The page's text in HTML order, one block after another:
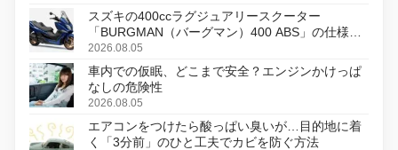
スズキの400ccラグジュアリースクーター
「BURGMAN（バーグマン）400 ABS」の仕様を
変更し、8月18日に発売
2026.08.05
車内での仮眠、どこまで安全？エンジンかけっぱ
なしの危険性
2026.08.05
エアコンをつけたら酸っぱい臭いが…目的地に着
く「3分前」のひと工夫でカビを防ぐ方法